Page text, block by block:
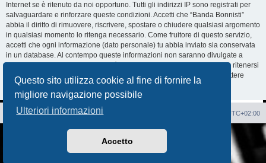
Questo sito utilizza cookie al fine di fornire la
migliore navigazione possibile
Ulteriori informazioni
Accetto
Internet se è ritenuto da noi opportuno. Tutti gli indirizzi IP sono registrati per
salvaguardare e rinforzare queste condizioni. Accetti che “Banda Bonnisti”
abbia il diritto di rimuovere, riscrivere, spostare o chiudere qualsiasi argomento
in qualsiasi momento lo ritenga necessario. Come fruitore di questo servizio,
accetti che ogni informazione (dato personale) tu abbia inviato sia conservata
in un database. Al contempo queste informazioni non saranno divulgate a
nessuno senza il tuo consenso, né “Banda Bonnisti” o phpBB sono da ritenersi
responsabili per qualsiasi violazione al sistema che possa compromettere
queste informazioni.
Sito Web Forum UTC+02:00
Traduzione Italiana
AIF_COPYRIGHT